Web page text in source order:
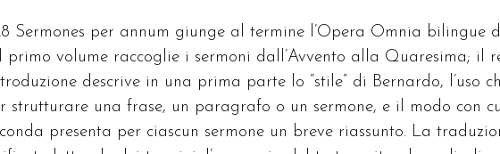
Sermones per annum giunge al termine l’Opera Omnia bilingue
volume raccoglie i sermoni dall’Avvento alla Quaresima; il
descrive in una prima parte lo “stile” di Bernardo, l’uso
strutturare una frase, un paragrafo o un sermone, e il modo con
presenta per ciascun sermone un breve riassunto. La